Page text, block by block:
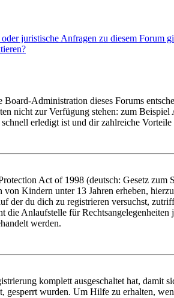
juristische Anfragen zu diesem Forum
Administration dieses Forums
nicht zur Verfügung stehen: zum
erledigt ist und dir zahlreiche Vorteile
Act of 1998 (deutsch: Gesetz
Kindern unter 13 Jahren erheben,
der du dich zu registrieren versuchst,
die Anlaufstelle für
werden.
komplett ausgeschaltet hat, damit
gesperrt wurden. Um Hilfe zu erhalten,